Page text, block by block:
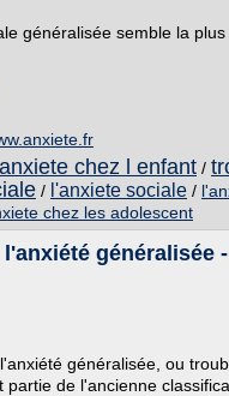
généralisée semble la
anxiete chez l enfant /
/ l'anxiete sociale /
chez les adolescent
généralisée
généralisée, ou
partie de l'ancienne